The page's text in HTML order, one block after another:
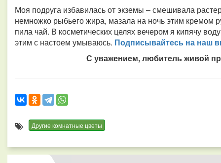
Моя подруга избавилась от экземы – смешивала
немножко рыбьего жира, мазала на ночь этим кремом
пила чай. В косметических целях вечером я кипячу
этим с настоем умываюсь. Подписывайтесь на наш
С уважением, любитель живой
Другие комнатные цветы